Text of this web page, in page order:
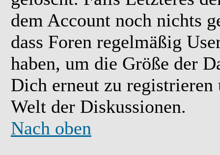
dem Account noch nichts
dass Foren regelmäßig
haben, um die Größe der
Dich erneut zu
Welt der Diskussionen.
Nach oben